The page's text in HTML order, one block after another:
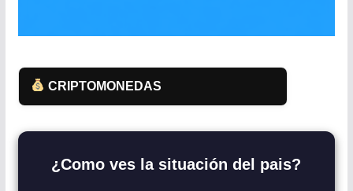
CRIPTOMONEDAS
¿Como ves la situación del pais?